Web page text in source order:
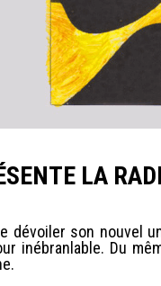
LA
dévoiler son nouvel
inébranlable. Du